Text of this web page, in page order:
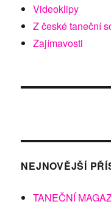
Videoklipy
Z české taneční
Zajímavosti
NEJNOVĚJŠÍ
TANEČNÍ